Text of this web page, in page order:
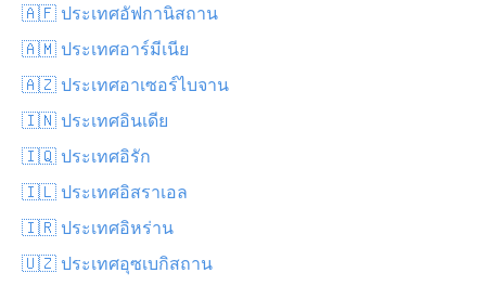
🇦🇫 ประเทศอัฟกานิสถาน
🇦🇲 ประเทศอาร์มีเนีย
🇦🇿 ประเทศอาเซอร์ไบจาน
🇮🇳 ประเทศอินเดีย
🇮🇶 ประเทศอิรัก
🇮🇱 ประเทศอิสราเอล
🇮🇷 ประเทศอิหร่าน
🇺🇿 ประเทศอุซเบกิสถาน